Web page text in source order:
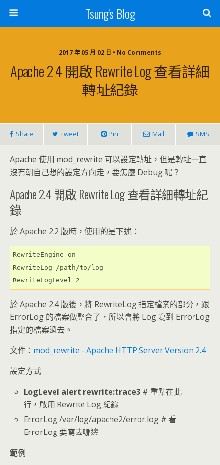
Tsung's Blog
2017 年 05 月 02 日 • No Comments
Apache 2.4 開啟 Rewrite Log 查看詳細
轉址紀錄
Share Tweet Pin Mail SMS
Apache 使用 mod_rewrite 可以設定轉址，但是轉址一直
沒有朝自己想的設定方向走，要怎麼 Debug 呢？
Apache 2.4 開啟 Rewrite Log 查看詳細轉址紀
錄
於 Apache 2.2 版時，使用的是下述：
RewriteEngine on
RewriteLog /path/to/log
RewriteLogLevel 2
於 Apache 2.4 版後，將 RewriteLog 指定檔案的部分，跟
ErrorLog 的檔案做整合了，所以會將 Log 寫到 ErrorLog
指定的檔案過去。
文件： mod_rewrite - Apache HTTP Server Version 2.4
設定方式
LogLevel alert rewrite:trace3 # 重點在此
行，啟用 Rewrite Log 紀錄
ErrorLog /var/log/apache2/error.log # 看
ErrorLog 要寫去哪邊
範例